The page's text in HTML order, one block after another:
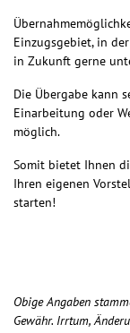
Einzugsgebiet, in
in Zukunft gerne
Die Übergabe kann
Einarbeitung oder
möglich.
Somit bietet Ihnen
Ihren eigenen
starten!
Obige Angaben
Gewähr. Irrtum,